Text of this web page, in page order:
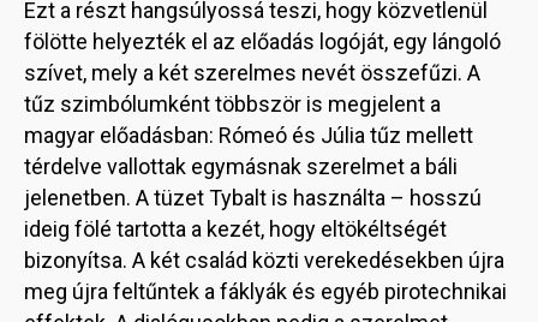
Ezt a részt hangsúlyossá teszi, hogy közvetlenül
fölötte helyezték el az előadás logóját, egy lángoló
szívet, mely a két szerelmes nevét összefűzi. A
tűz szimbólumként többször is megjelent a
magyar előadásban: Rómeó és Júlia tűz mellett
térdelve vallottak egymásnak szerelmet a báli
jelenetben. A tüzet Tybalt is használta – hosszú
ideig fölé tartotta a kezét, hogy eltökéltségét
bizonyítsa. A két család közti verekedésekben újra
meg újra feltűntek a fáklyák és egyéb pirotechnikai